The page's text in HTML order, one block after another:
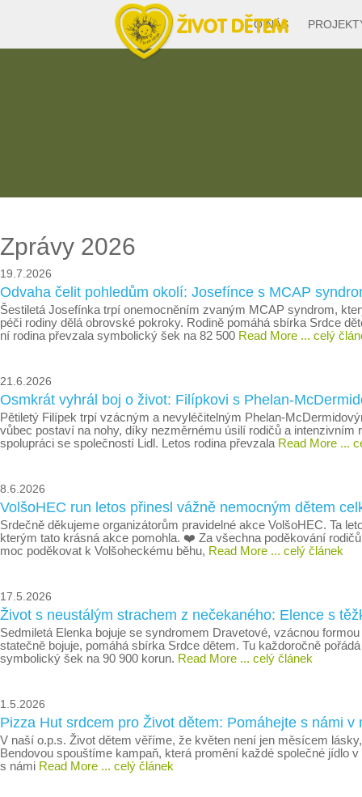
O NÁS
Zprávy 2026
19.7.2026
Odvaha čelit pohledům okolí: Josefínce s MCAP
Šestiletá Josefínka trpí onemocněním zvaným MCAP syndrom,
péči rodiny dělá obrovské pokroky. Rodině pomáhá sbírka Srdce
ní rodina převzala symbolický šek na 82 500 Read More ... celý
21.6.2026
Osmkrát vyhrál boj o život: Filípkovi s Phelan-
Pětiletý Filípek trpí vzácným a nevyléčitelným Phelan-
vůbec postaví na nohy, díky nezměrnému úsilí rodičů a
spolupráci se společností Lidl. Letos rodina převzala Read More ...
8.6.2026
VolšoHEC run letos přinesl vážně nemocným dětem
Srdečně děkujeme organizátorům pravidelné akce VolšoHEC. Ta
kterým tato krásná akce pomohla. ❤️ Za všechna poděkování
moc poděkovat k Volšoheckému běhu, Read More ... celý článek
17.5.2026
Život s neustálým strachem z nečekaného: Elence s
Sedmiletá Elenka bojuje se syndromem Dravetové, vzácnou
statečně bojuje, pomáhá sbírka Srdce dětem. Tu každoročně
symbolický šek na 90 900 korun. Read More ... celý článek
1.5.2026
Pizza Hut srdcem pro Život dětem: Pomáhejte s námi v
V naší o.p.s. Život dětem věříme, že květen není jen měsícem
Bendovou spouštíme kampaň, která promění každé společné jídlo
s námi Read More ... celý článek